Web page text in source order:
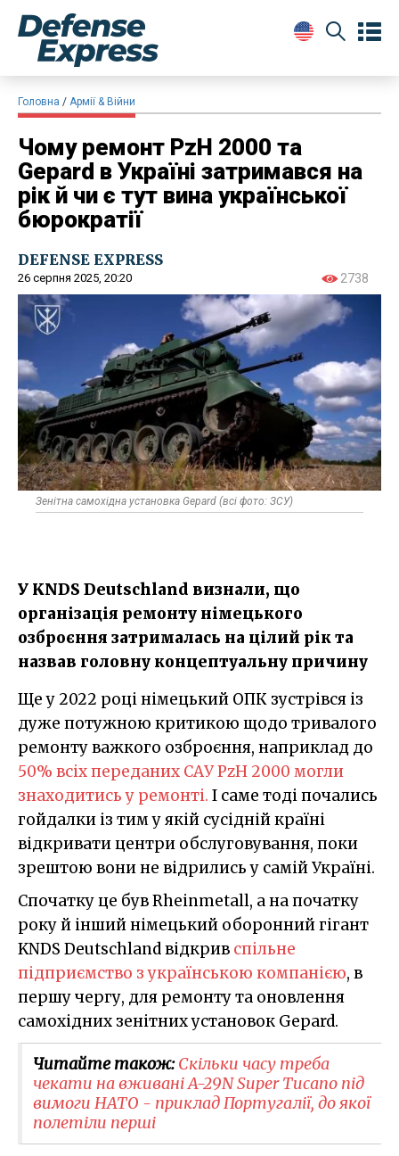
Головна Армії & Війни
Чому ремонт PzH 2000 та
Gepard в Україні затримався на
рік й чи є тут вина української
бюрократії
DEFENSE EXPRESS
26 серпня 2025, 20:20 2738
Зенітна самохідна установка Gepard (всі фото: ЗСУ)
У KNDS Deutschland визнали, що
організація ремонту німецького
озброєння затрималась на цілий рік та
назвав головну концептуальну причину
Ще у 2022 році німецький ОПК зустрівся із
дуже потужною критикою щодо тривалого
ремонту важкого озброєння, наприклад до
50% всіх переданих САУ PzH 2000 могли
знаходитись у ремонті. І саме тоді почались
гойдалки із тим у якій сусідній країні
відкривати центри обслуговування, поки
зрештою вони не відрились у самій Україні.
Спочатку це був Rheinmetall, а на початку
року й інший німецький оборонний гігант
KNDS Deutschland відкрив спільне
підприємство з українською компанією, в
першу чергу, для ремонту та оновлення
самохідних зенітних установок Gepard.
Читайте також:Скільки часу треба
чекати на вживані A-29N Super Tucano під
вимоги НАТО - приклад Португалії, до якої
полетіли перші